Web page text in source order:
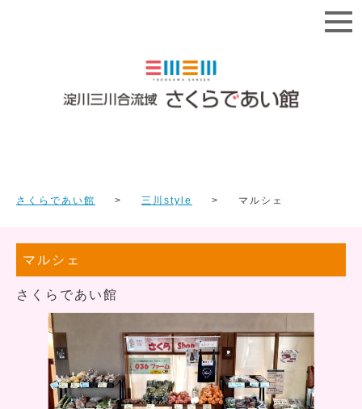
さくらであい館 三川style マルシェ
マルシェ
さくらであい館